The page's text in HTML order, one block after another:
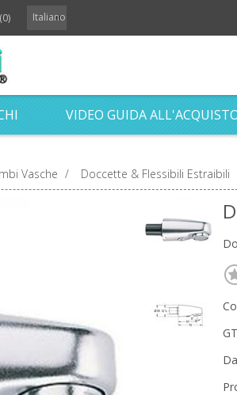
(0) Italiano
VIDEO GUIDA
Vasche / Doccette & Flessibili Estraibili